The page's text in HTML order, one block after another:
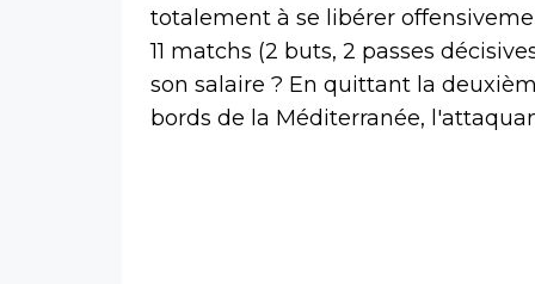
totalement à se libérer
11 matchs (2 buts, 2 passes
son salaire ? En quittant la
bords de la Méditerranée,